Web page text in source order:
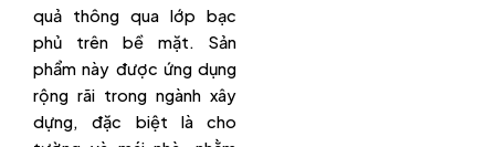
quả thông qua lớp bạc
phủ trên bề mặt. Sản
phẩm này được ứng dụng
rộng rãi trong ngành xây
dựng, đặc biệt là cho